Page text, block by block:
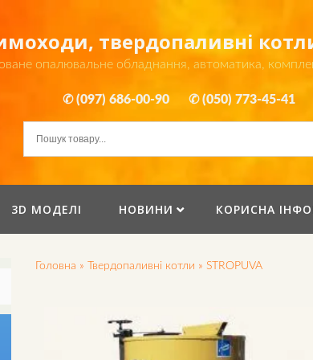
твердопаливні
опалювальне обладнання, автоматика,
✆ (097) 686-00-90 ✆ (050) 773-45-41
3D МОДЕЛІ НОВИНИ КОРИСНА
Головна » Твердопаливні котли »STROPUVA